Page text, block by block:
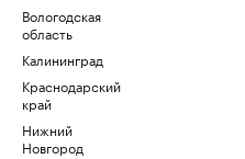
Вологодская
область
Калининград
Краснодарский
край
Нижний
Новгород